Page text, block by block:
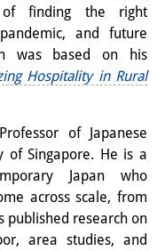
フラ
ト
of finding the right
and future
was based on his
Hospitality in Rural
of Japanese
of Singapore. He is a
Japan who
across scale, from
published research on
area studies, and